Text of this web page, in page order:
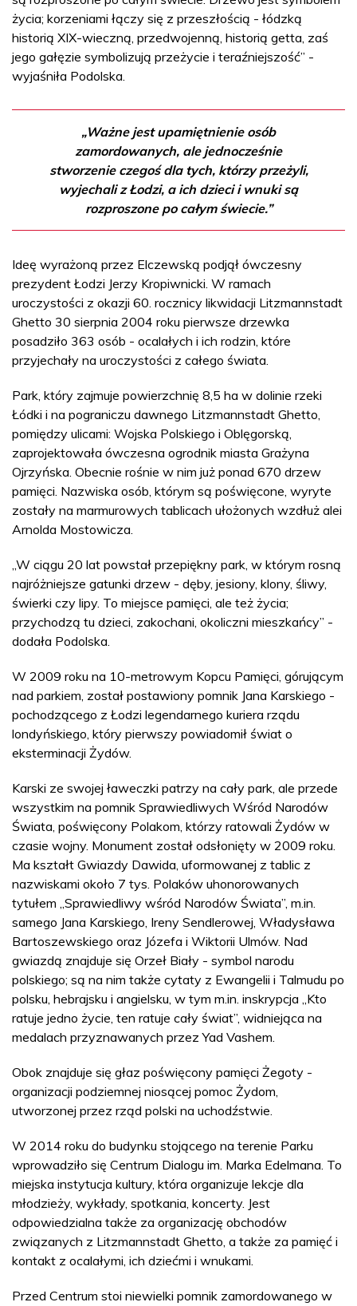
życia; korzeniami łączy się z przeszłością - łódzką
historią XIX-wieczną, przedwojenną, historią getta, zaś
jego gałęzie symbolizują przeżycie i teraźniejszość” -
wyjaśniła Podolska.
„Ważne jest upamiętnienie osób
zamordowanych, ale jednocześnie
stworzenie czegoś dla tych, którzy przeżyli,
wyjechali z Łodzi, a ich dzieci i wnuki są
rozproszone po całym świecie.”
Ideę wyrażoną przez Elczewską podjął ówczesny
prezydent Łodzi Jerzy Kropiwnicki. W ramach
uroczystości z okazji 60. rocznicy likwidacji Litzmannstadt
Ghetto 30 sierpnia 2004 roku pierwsze drzewka
posadziło 363 osób - ocalałych i ich rodzin, które
przyjechały na uroczystości z całego świata.
Park, który zajmuje powierzchnię 8,5 ha w dolinie rzeki
Łódki i na pograniczu dawnego Litzmannstadt Ghetto,
pomiędzy ulicami: Wojska Polskiego i Oblęgorską,
zaprojektowała ówczesna ogrodnik miasta Grażyna
Ojrzyńska. Obecnie rośnie w nim już ponad 670 drzew
pamięci. Nazwiska osób, którym są poświęcone, wyryte
zostały na marmurowych tablicach ułożonych wzdłuż alei
Arnolda Mostowicza.
„W ciągu 20 lat powstał przepiękny park, w którym rosną
najróżniejsze gatunki drzew - dęby, jesiony, klony, śliwy,
świerki czy lipy. To miejsce pamięci, ale też życia;
przychodzą tu dzieci, zakochani, okoliczni mieszkańcy” -
dodała Podolska.
W 2009 roku na 10-metrowym Kopcu Pamięci, górującym
nad parkiem, został postawiony pomnik Jana Karskiego -
pochodzącego z Łodzi legendarnego kuriera rządu
londyńskiego, który pierwszy powiadomił świat o
eksterminacji Żydów.
Karski ze swojej ławeczki patrzy na cały park, ale przede
wszystkim na pomnik Sprawiedliwych Wśród Narodów
Świata, poświęcony Polakom, którzy ratowali Żydów w
czasie wojny. Monument został odsłonięty w 2009 roku.
Ma kształt Gwiazdy Dawida, uformowanej z tablic z
nazwiskami około 7 tys. Polaków uhonorowanych
tytułem „Sprawiedliwy wśród Narodów Świata”, m.in.
samego Jana Karskiego, Ireny Sendlerowej, Władysława
Bartoszewskiego oraz Józefa i Wiktorii Ulmów. Nad
gwiazdą znajduje się Orzeł Biały - symbol narodu
polskiego; są na nim także cytaty z Ewangelii i Talmudu po
polsku, hebrajsku i angielsku, w tym m.in. inskrypcja „Kto
ratuje jedno życie, ten ratuje cały świat”, widniejąca na
medalach przyznawanych przez Yad Vashem.
Obok znajduje się głaz poświęcony pamięci Żegoty -
organizacji podziemnej niosącej pomoc Żydom,
utworzonej przez rząd polski na uchodźstwie.
W 2014 roku do budynku stojącego na terenie Parku
wprowadziło się Centrum Dialogu im. Marka Edelmana. To
miejska instytucja kultury, która organizuje lekcje dla
młodzieży, wykłady, spotkania, koncerty. Jest
odpowiedzialna także za organizację obchodów
związanych z Litzmannstadt Ghetto, a także za pamięć i
kontakt z ocalałymi, ich dziećmi i wnukami.
Przed Centrum stoi niewielki pomnik zamordowanego w